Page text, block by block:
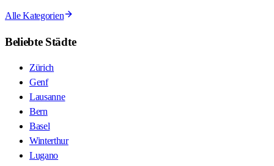
Alle Kategorien
Beliebte Städte
Zürich
Genf
Lausanne
Bern
Basel
Winterthur
Lugano